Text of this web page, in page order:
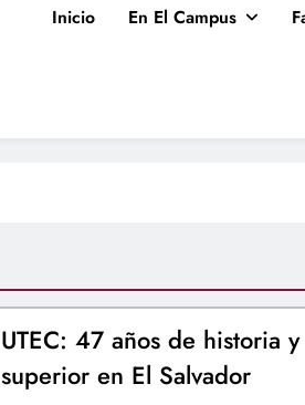
Inicio En El Campus
UTEC: 47 años de historia
superior en El Salvador